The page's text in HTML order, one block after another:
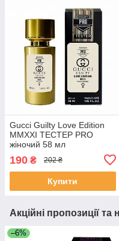
Gucci Guilty Love Edition
MMXXI ТЕСТЕР PRO
жіночий 58 мл
190 ₴ 202 ₴
Купити
Акційні пропозиції та
–6%